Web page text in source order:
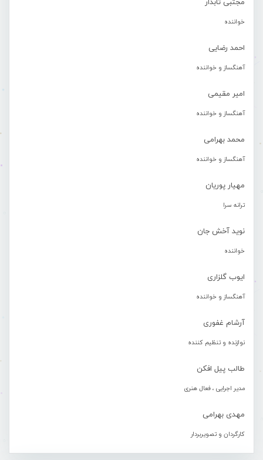
مجتبی تابدار
خواننده
احمد رضایی
آهنگساز و خواننده
امیر مقیمی
آهنگساز و خواننده
محمد بهرامی
آهنگساز و خواننده
مهیار پوریان
ترانه سرا
نوید آخش جان
خواننده
ایوب گلزاری
آهنگساز و خواننده
آرشام غفوری
نوازنده و تنظیم کننده
طالب پیل افکن
مدیر اجرایی ، فعال هنری
مهدی بهرامی
کارگردان و تصویربردار